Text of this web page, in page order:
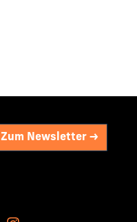
Zum Newsletter ->